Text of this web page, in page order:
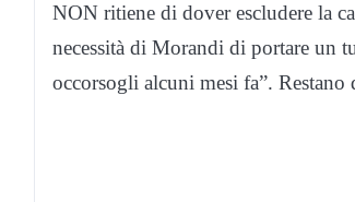
NON ritiene di dover escludere la
necessità di Morandi di portare un
occorsogli alcuni mesi fa”.